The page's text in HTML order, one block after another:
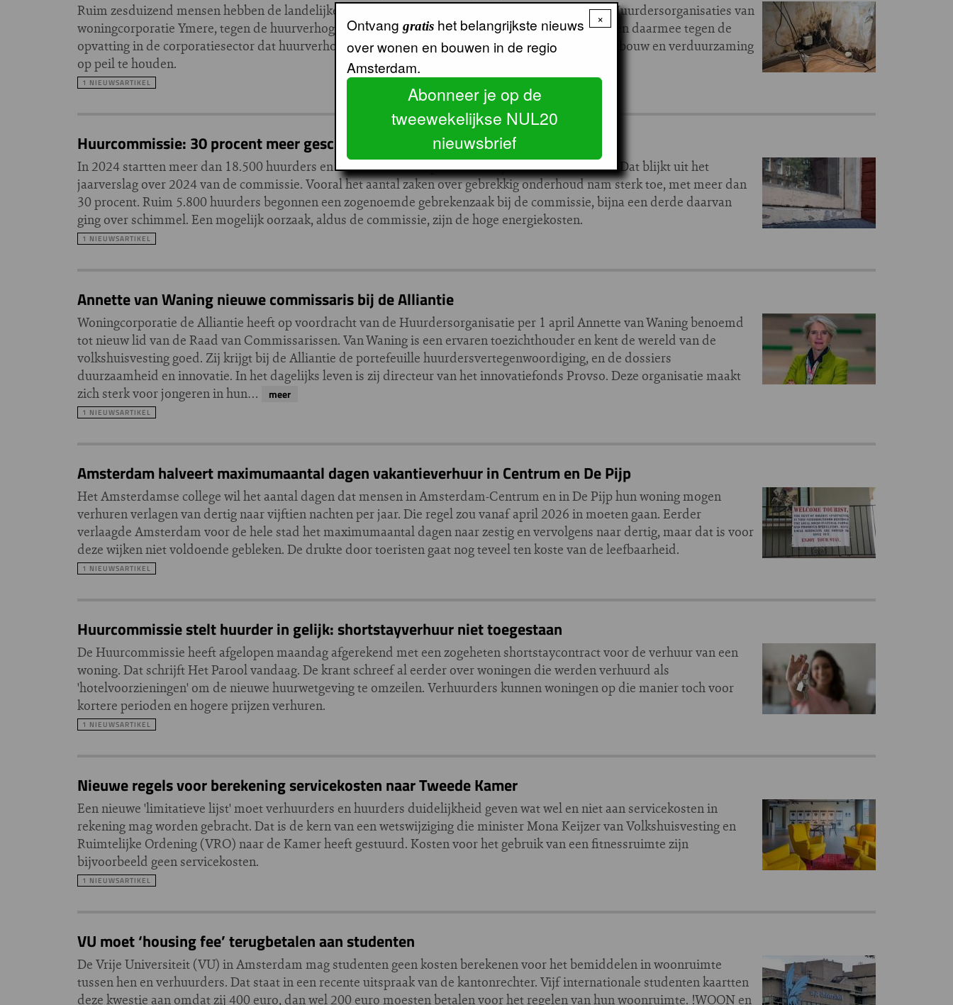
Ruim zesduizend mensen hebben de landelijke petitie op initiatief van SHY, de Samenwerkende Huurdersorganisaties van
woningcorporatie Ymere, tegen de huurverhogingen van de afgelopen jaren ondertekend. Zij ageren daarmee tegen de
opvatting in de corporatiesector dat huurverhogingen noodzakelijk zijn om investeringen in nieuwbouw en verduurzaming
op peil te houden.
1 NIEUWSARTIKEL
Huurcommissie: 30 procent meer geschillen over ernstige onderhoudsgebreken
In 2024 startten meer dan 18.500 huurders en verhuurders een procedure bij de Huurcommissie. Dat blijkt uit het
jaarverslag over 2024 van de commissie. Vooral het aantal zaken over gebrekkig onderhoud nam sterk toe, met meer dan
30 procent. Ruim 5.800 huurders begonnen een zogenoemde gebrekenzaak bij de commissie, bijna een derde daarvan
ging over schimmel. Een mogelijk oorzaak, aldus de commissie, zijn de hoge energiekosten.
1 NIEUWSARTIKEL
Annette van Waning nieuwe commissaris bij de Alliantie
Woningcorporatie de Alliantie heeft op voordracht van de Huurdersorganisatie per 1 april Annette van Waning benoemd
tot nieuw lid van de Raad van Commissarissen. Van Waning is een ervaren toezichthouder en kent de wereld van de
volkshuisvesting goed. Zij krijgt bij de Alliantie de portefeuille huurdersvertegenwoordiging, en de dossiers
duurzaamheid en innovatie. In het dagelijks leven is zij directeur van het innovatiefonds Provso. Deze organisatie maakt
zich sterk voor jongeren in hun…
meer
1 NIEUWSARTIKEL
Amsterdam halveert maximumaantal dagen vakantieverhuur in Centrum en De Pijp
Het Amsterdamse college wil het aantal dagen dat mensen in Amsterdam-Centrum en in De Pijp hun woning mogen
verhuren verlagen van dertig naar vijftien nachten per jaar. Die regel zou vanaf april 2026 in moeten gaan. Eerder
verlaagde Amsterdam voor de hele stad het maximumaantal dagen naar zestig en vervolgens naar dertig, maar dat is voor
deze wijken niet voldoende gebleken. De drukte door toeristen gaat nog teveel ten koste van de leefbaarheid.
1 NIEUWSARTIKEL
Huurcommissie stelt huurder in gelijk: shortstayverhuur niet toegestaan
De Huurcommissie heeft afgelopen maandag afgerekend met een zogeheten shortstaycontract voor de verhuur van een
woning. Dat schrijft Het Parool vandaag. De krant schreef al eerder over woningen die werden verhuurd als
'hotelvoorzieningen' om de nieuwe huurwetgeving te omzeilen. Verhuurders kunnen woningen op die manier toch voor
kortere perioden en hogere prijzen verhuren.
1 NIEUWSARTIKEL
Nieuwe regels voor berekening servicekosten naar Tweede Kamer
Een nieuwe 'limitatieve lijst' moet verhuurders en huurders duidelijkheid geven wat wel en niet aan servicekosten in
rekening mag worden gebracht. Dat is de kern van een wetswijziging die minister Mona Keijzer van Volkshuisvesting en
Ruimtelijke Ordening (VRO) naar de Kamer heeft gestuurd. Kosten voor het gebruik van een fitnessruimte zijn
bijvoorbeeld geen servicekosten.
1 NIEUWSARTIKEL
VU moet ‘housing fee’ terugbetalen aan studenten
De Vrije Universiteit (VU) in Amsterdam mag studenten geen kosten berekenen voor het bemiddelen in woonruimte
tussen hen en verhuurders. Dat staat in een recente uitspraak van de kantonrechter. Vijf internationale studenten kaartten
deze kwestie aan omdat zij 400 euro, dan wel 200 euro moesten betalen voor het regelen van hun woonruimte. !WOON en
×
Ontvang gratis het belangrijkste nieuws
over wonen en bouwen in de regio
Amsterdam.
Abonneer je op de
tweewekelijkse NUL20
nieuwsbrief